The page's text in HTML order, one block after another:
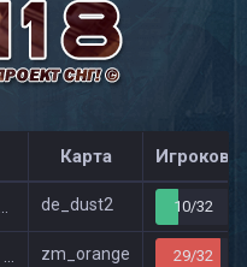
Карта Игроков
de_dust2 10/32
zm_orange 29/32